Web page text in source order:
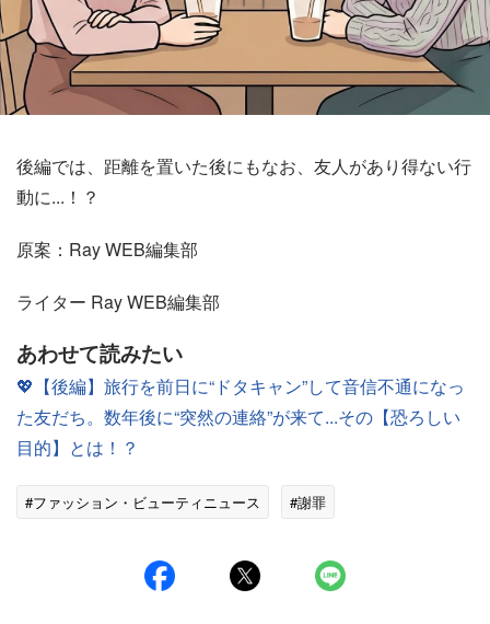
後編では、距離を置いた後にもなお、友人があり得ない行
動に...！？
原案：Ray WEB編集部
ライター Ray WEB編集部
あわせて読みたい
💖【後編】旅行を前日に“ドタキャン”して音信不通になっ
た友だち。数年後に“突然の連絡”が来て...その【恐ろしい
目的】とは！？
#ファッション・ビューティニュース #謝罪